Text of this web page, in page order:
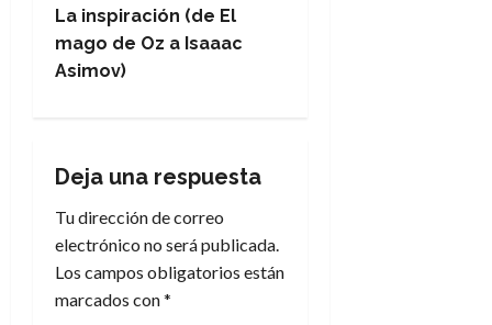
e
g
c
i
ó
n
La inspiración (de El
mago de Oz a Isaaac
Asimov)
Deja una respuesta
Tu dirección de correo
electrónico no será publicada.
Los campos obligatorios están
marcados con*